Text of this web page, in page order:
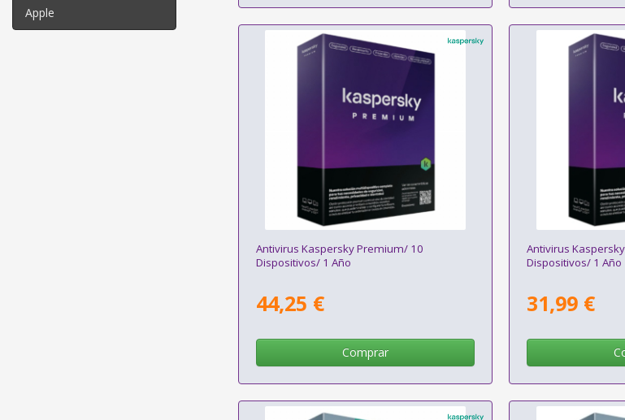
Apple
Antivirus Kaspersky Premium/ 10
Dispositivos/ 1 Año
44,25 €
Comprar
Antivirus
Dispositivos/ 1 Año
31,99 €